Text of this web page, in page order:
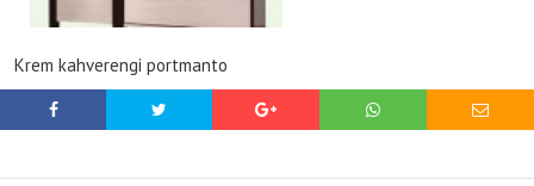
Krem kahverengi portmanto